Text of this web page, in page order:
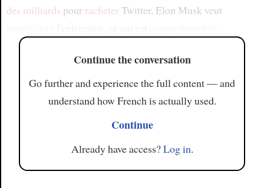
des milliards pour racheterTwitter, Elon Musk veut
Continue the conversation
Go further and experience the full content — and
understand how French is actually used.
Continue
Already have access?Log in.